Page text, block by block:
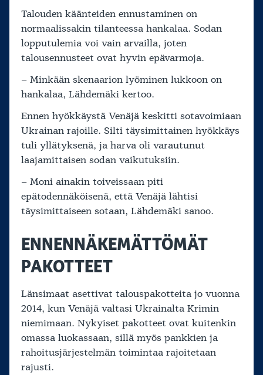
Talouden käänteiden ennustaminen on
normaalissakin tilanteessa hankalaa. Sodan
lopputulemia voi vain arvailla, joten
talousennusteet ovat hyvin epävarmoja.
– Minkään skenaarion lyöminen lukkoon on
hankalaa, Lähdemäki kertoo.
Ennen hyökkäystä Venäjä keskitti sotavoimiaan
Ukrainan rajoille. Silti täysimittainen hyökkäys
tuli yllätyksenä, ja harva oli varautunut
laajamittaisen sodan vaikutuksiin.
– Moni ainakin toiveissaan piti
epätodennäköisenä, että Venäjä lähtisi
täysimittaiseen sotaan, Lähdemäki sanoo.
ENNENNÄKEMÄTTÖMÄT
PAKOTTEET
Länsimaat asettivat talouspakotteita jo vuonna
2014, kun Venäjä valtasi Ukrainalta Krimin
niemimaan. Nykyiset pakotteet ovat kuitenkin
omassa luokassaan, sillä myös pankkien ja
rahoitusjärjestelmän toimintaa rajoitetaan
rajusti.